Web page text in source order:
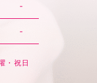
-
-
祝日